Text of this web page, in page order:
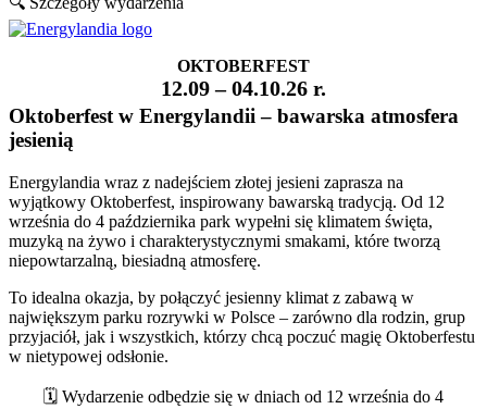
OKTOBERFEST
12.09 – 04.10.26 r.
Oktoberfest w Energylandii – bawarska atmosfera
jesienią
Energylandia wraz z nadejściem złotej jesieni zaprasza na
wyjątkowy Oktoberfest, inspirowany bawarską tradycją. Od 12
września do 4 października park wypełni się klimatem święta,
muzyką na żywo i charakterystycznymi smakami, które tworzą
niepowtarzalną, biesiadną atmosferę.
To idealna okazja, by połączyć jesienny klimat z zabawą w
największym parku rozrywki w Polsce – zarówno dla rodzin, grup
przyjaciół, jak i wszystkich, którzy chcą poczuć magię Oktoberfestu
w nietypowej odsłonie.
🗓️ Wydarzenie odbędzie się w dniach od 12 września do 4